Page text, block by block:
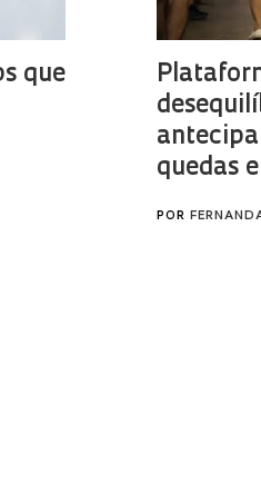
que
quedas
POR